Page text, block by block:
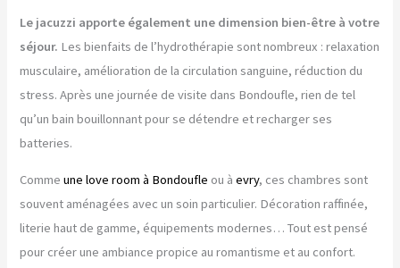
Le jacuzzi apporte également une dimension bien-être à votre
séjour. Les bienfaits de l’hydrothérapie sont nombreux : relaxation
musculaire, amélioration de la circulation sanguine, réduction du
stress. Après une journée de visite dans Bondoufle, rien de tel
qu’un bain bouillonnant pour se détendre et recharger ses
batteries.
Comme une love room à Bondoufle ou àevry, ces chambres sont
souvent aménagées avec un soin particulier. Décoration raffinée,
literie haut de gamme, équipements modernes… Tout est pensé
pour créer une ambiance propice au romantisme et au confort.